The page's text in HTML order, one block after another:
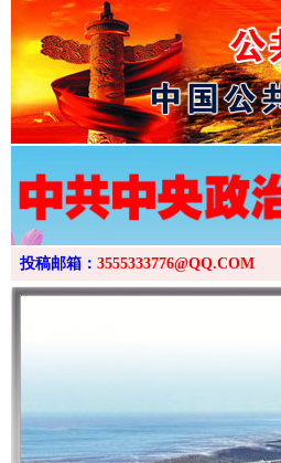
投稿邮箱： 3555333776@QQ.COM